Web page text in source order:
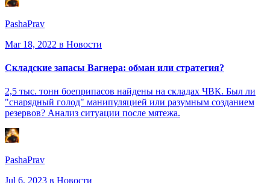
PashaPrav
Mar 18, 2022 в Новости
Складские запасы Вагнера: обман или стратегия?
2,5 тыс. тонн боеприпасов найдены на складах ЧВК. Был ли
"снарядный голод" манипуляцией или разумным созданием
резервов? Анализ ситуации после мятежа.
PashaPrav
Jul 6, 2023 в Новости